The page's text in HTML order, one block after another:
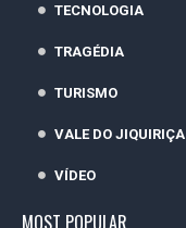
TECNOLOGIA
TRAGÉDIA
TURISMO
VALE DO JIQUIRIÇA
VÍDEO